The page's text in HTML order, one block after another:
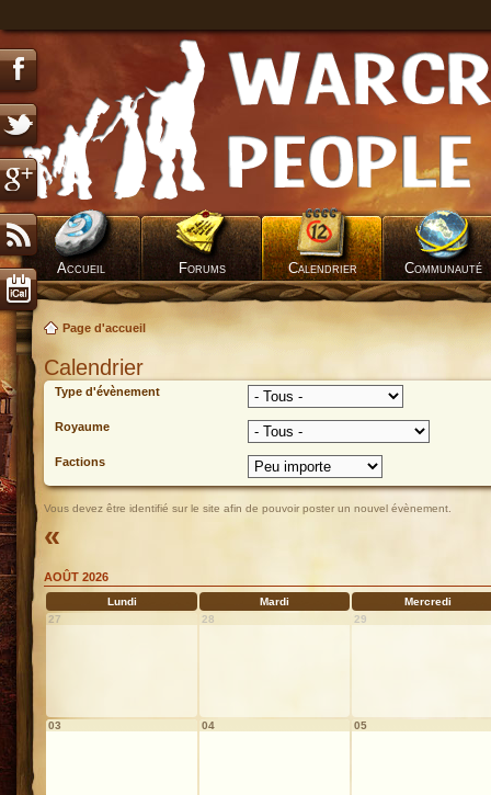
Accueil Forums Calendrier Communauté
Page d'accueil
Calendrier
Type d'évènement
Royaume
Factions
Vous devez être identifié sur le site afin de pouvoir poster un nouvel évènement.
«
AOÛT 2026
Lundi Mardi
Mercredi
27
28 29
03 04 05